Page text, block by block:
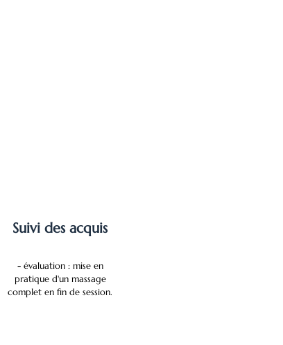
Suivi des acquis
- évaluation : mise en
pratique d'un massage
complet en fin de session.